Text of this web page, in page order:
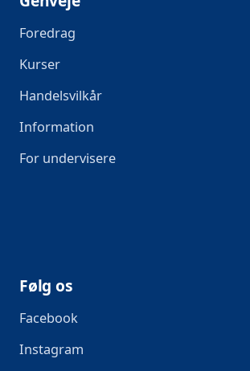
Foredrag
Kurser
Handelsvilkår
Information
For undervisere
Følg os
Facebook
Instagram